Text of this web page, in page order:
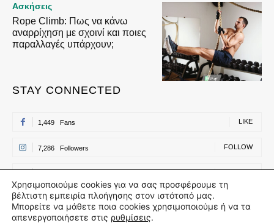
Ασκήσεις
Rope Climb: Πως να κάνω
αναρρίχηση με σχοινί και ποιες
παραλλαγές υπάρχουν;
STAY CONNECTED
1,449 Fans LIKE
7,286 Followers FOLLOW
FOLLOW
500 Followers
Χρησιμοποιούμε cookies για να σας προσφέρουμε τη
βέλτιστη εμπειρία πλοήγησης στον ιστότοπό μας.
Μπορείτε να μάθετε ποια cookies χρησιμοποιούμε ή να τα
απενεργοποιήσετε στις ρυθμίσεις.